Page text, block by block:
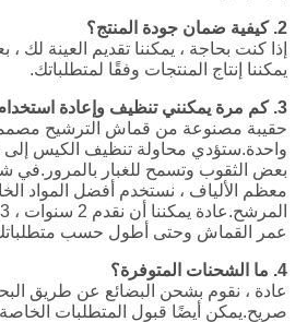
2. كيفية ضمان جودة المنتج؟
إذا كنت بحاجة ، يمكننا تقديم العينة لك ،
يمكننا إنتاج المنتجات وفقًا لمتطلباتك.
3. كم مرة يمكنني تنظيف وإعادة استخدام قطعة قماش؟
حقيبة مصنوعة من قماش الترشيح
واحدة.ستؤدي محاولة تنظيف الكيس إلى
بعض الثقوب وتسمح للغبار بالمرور.في
معظم الألياف ، نستخدم أفضل المواد
عمر القماش وحتى أطول حسب
4. ما الشحنات المتوفرة؟
عادة ، نقوم بشحن البضائع عن طريق
صريح.يمكن أيضًا قبول المتطلبات